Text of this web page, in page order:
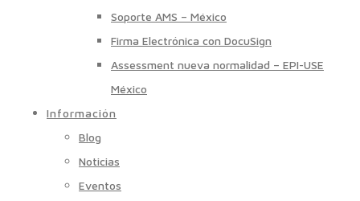
Soporte AMS – México
Firma Electrónica con DocuSign
Assessment nueva normalidad – EPI-USE
México
Información
Blog
Noticias
Eventos